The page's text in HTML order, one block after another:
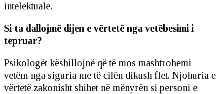
intelektuale.
Si ta dallojmë dijen e vërtetë nga vetëbesimi i
tepruar?
Psikologët këshillojnë që të mos mashtrohemi
vetëm nga siguria me të cilën dikush flet. Njohuria e
vërtetë zakonisht shihet në mënyrën si personi e